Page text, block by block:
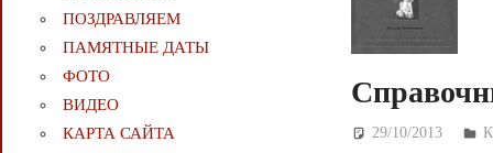
29/10/2013
ПОЗДРАВЛЯЕМ
ПАМЯТНЫЕ ДАТЫ
ФОТО
ВИДЕО
КАРТА САЙТА